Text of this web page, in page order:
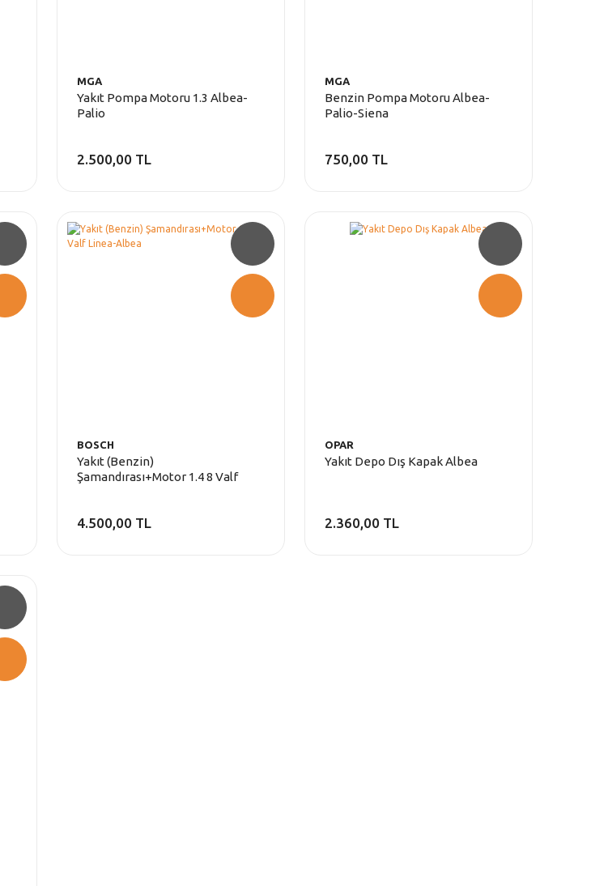
MGA
Yakıt Pompa Motoru 1.3 Albea-
Palio
2.500,00 TL
MGA
Benzin Pompa Motoru Albea-
Palio-Siena
750,00 TL
BOSCH
Yakıt (Benzin)
Şamandırası+Motor 1.4 8 Valf
4.500,00 TL
OPAR
Yakıt Depo Dış Kapak Albea
2.360,00 TL